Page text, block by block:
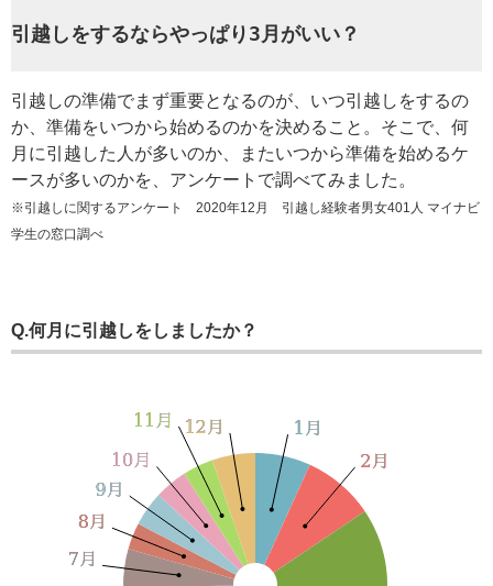
引越しをするならやっぱり3月がいい？
引越しの準備でまず重要となるのが、いつ引越しをするの
か、準備をいつから始めるのかを決めること。そこで、何
月に引越した人が多いのか、またいつから準備を始めるケ
ースが多いのかを、アンケートで調べてみました。
※引越しに関するアンケート 2020年12月 引越し経験者男女401人 マイナビ
学生の窓口調べ
Q.何月に引越しをしましたか？